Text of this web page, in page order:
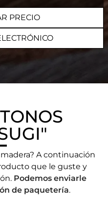
PRECIO
A continuación
que le guste y
Podemos enviarle
de paquetería.